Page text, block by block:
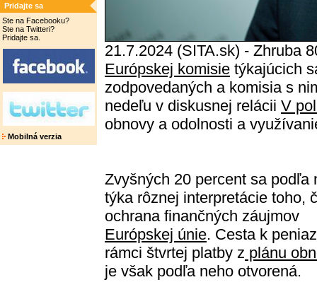
Pridajte sa
Ste na Facebooku?
Ste na Twitteri?
Pridajte sa.
Mobilná verzia
21.7.2024 (SITA.sk) - Zhruba
Európskej komisie týkajúcich
zodpovedaných a komisia s
nedeľu v diskusnej relácii V
obnovy a odolnosti a
Zvyšných 20 percent sa podľa
týka rôznej interpretácie toho,
ochrana finančných záujmov
Európskej únie. Cesta k
rámci štvrtej platby z plánu
je však podľa neho otvorená.